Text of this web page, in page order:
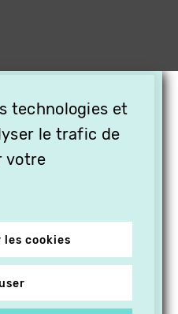
technologies et
le trafic de
votre
les cookies
VIDÉO EN
VOS
!